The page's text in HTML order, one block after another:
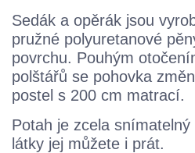
Sedák a opěrák jsou
pružné polyuretanové
povrchu. Pouhým
polštářů se pohovka
postel s 200 cm matrací.
Potah je zcela
látky jej můžete i prát.